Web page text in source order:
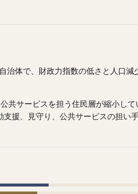
体で、財政力指数の低さと人口減
共サービスを担う住民層が縮小し
援、見守り、公共サービスの担い